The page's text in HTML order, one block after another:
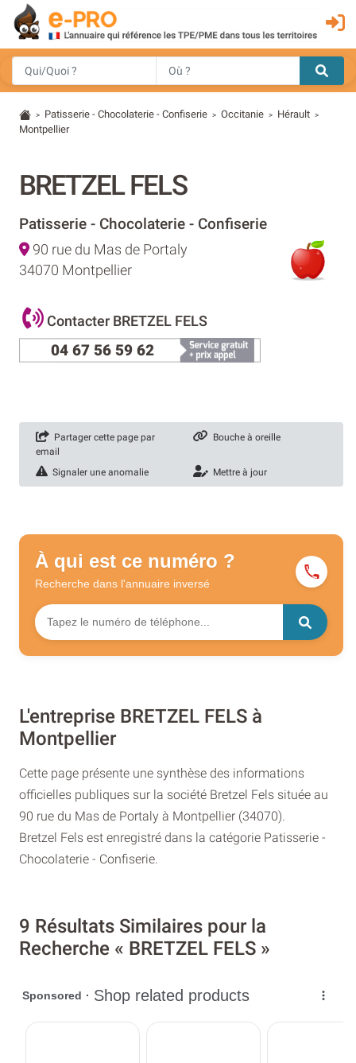
> Patisserie - Chocolaterie - Confiserie > Occitanie > Hérault >
Montpellier
BRETZEL FELS
Patisserie - Chocolaterie - Confiserie
90 rue du Mas de Portaly
34070 Montpellier
Contacter BRETZEL FELS
04 67 56 59 62
Partager cette page par
email
Bouche à oreille
Signaler une anomalie Mettre à jour
À qui est ce numéro ?
Recherche dans l'annuaire inversé
L'entreprise BRETZEL FELS à
Montpellier
Cette page présente une synthèse des informations
officielles publiques sur la société Bretzel Fels située au
90 rue du Mas de Portaly à Montpellier (34070).
Bretzel Fels est enregistré dans la catégorie Patisserie -
Chocolaterie - Confiserie.
9 Résultats Similaires pour la
Recherche « BRETZEL FELS »